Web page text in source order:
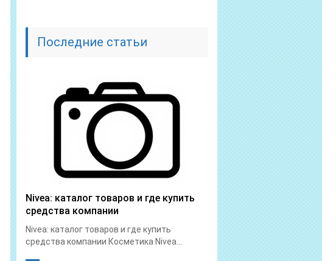
Последние статьи
Nivea: каталог товаров и где купить
средства компании
Nivea: каталог товаров и где купить
средства компании Косметика Nivea...